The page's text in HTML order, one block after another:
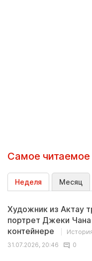
Самое читаемое
Неделя Месяц
Художник из Актау
портрет Джеки Чана
контейнере
31.07.2026, 20:46
0